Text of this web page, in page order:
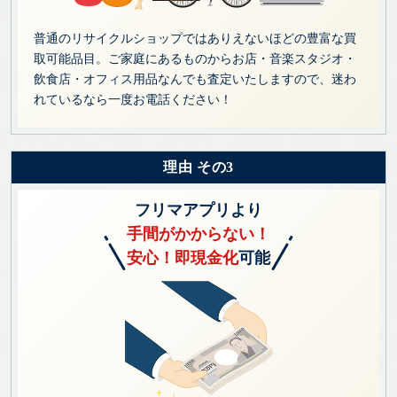
普通のリサイクルショップではありえないほどの豊富な買
取可能品目。ご家庭にあるものからお店・音楽スタジオ・
飲食店・オフィス用品なんでも査定いたしますので、迷わ
れているなら一度お電話ください！
理由 その3
フリマアプリより
手間がかからない！
安心！即現金化可能